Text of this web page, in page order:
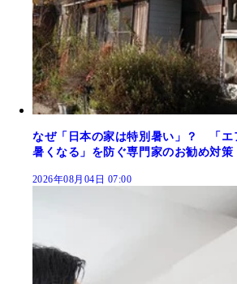
なぜ「日本の家は特別暑い」？ 「エ
暑くなる」を防ぐ専門家のお勧め対策
2026年08月04日 07:00